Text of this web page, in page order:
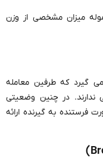
میزان مشخصی از وزن
می گیرد که طرفین معامله
ندارند. در چنین وضعیتی
فرستنده به گیرنده ارائه